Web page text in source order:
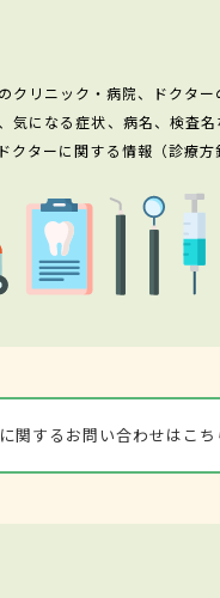
リニック・病院、ドクタ
になる症状、病名、検査
ターに関する情報（診療方
関するお問い合わせはこち